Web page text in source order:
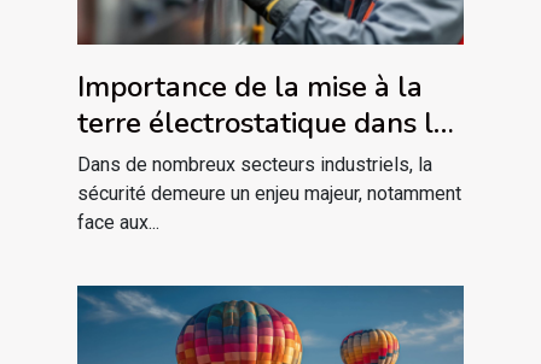
Importance de la mise à la
terre électrostatique dans les
industries à risque
Dans de nombreux secteurs industriels, la
sécurité demeure un enjeu majeur, notamment
face aux...